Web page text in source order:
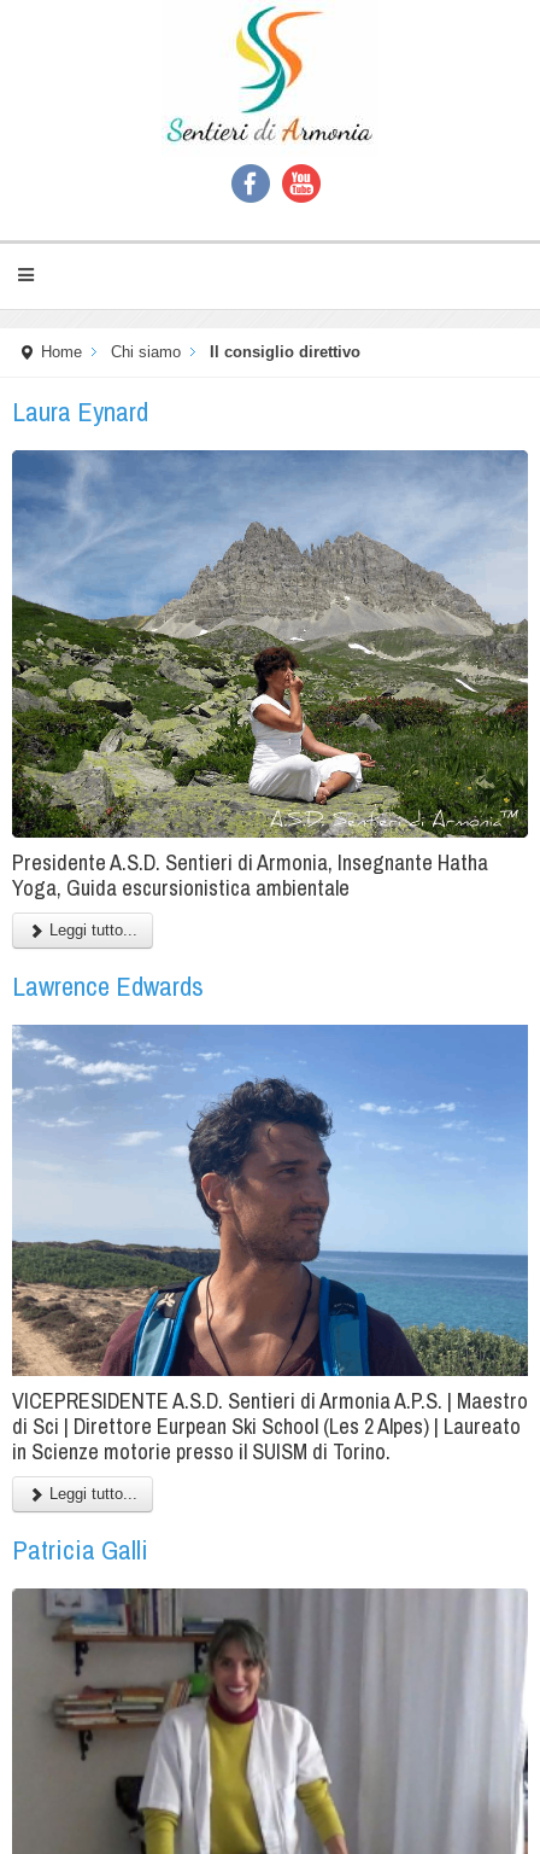
Home Chi siamo Il consiglio direttivo
Laura Eynard
Presidente A.S.D. Sentieri di Armonia, Insegnante Hatha
Yoga, Guida escursionistica ambientale
Leggi tutto...
Lawrence Edwards
VICEPRESIDENTE A.S.D. Sentieri di Armonia A.P.S. | Maestro
di Sci | Direttore Eurpean Ski School (Les 2 Alpes) | Laureato
in Scienze motorie presso il SUISM di Torino.
Leggi tutto...
Patricia Galli